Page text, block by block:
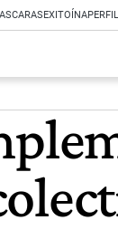
CARASEXITOÍNA